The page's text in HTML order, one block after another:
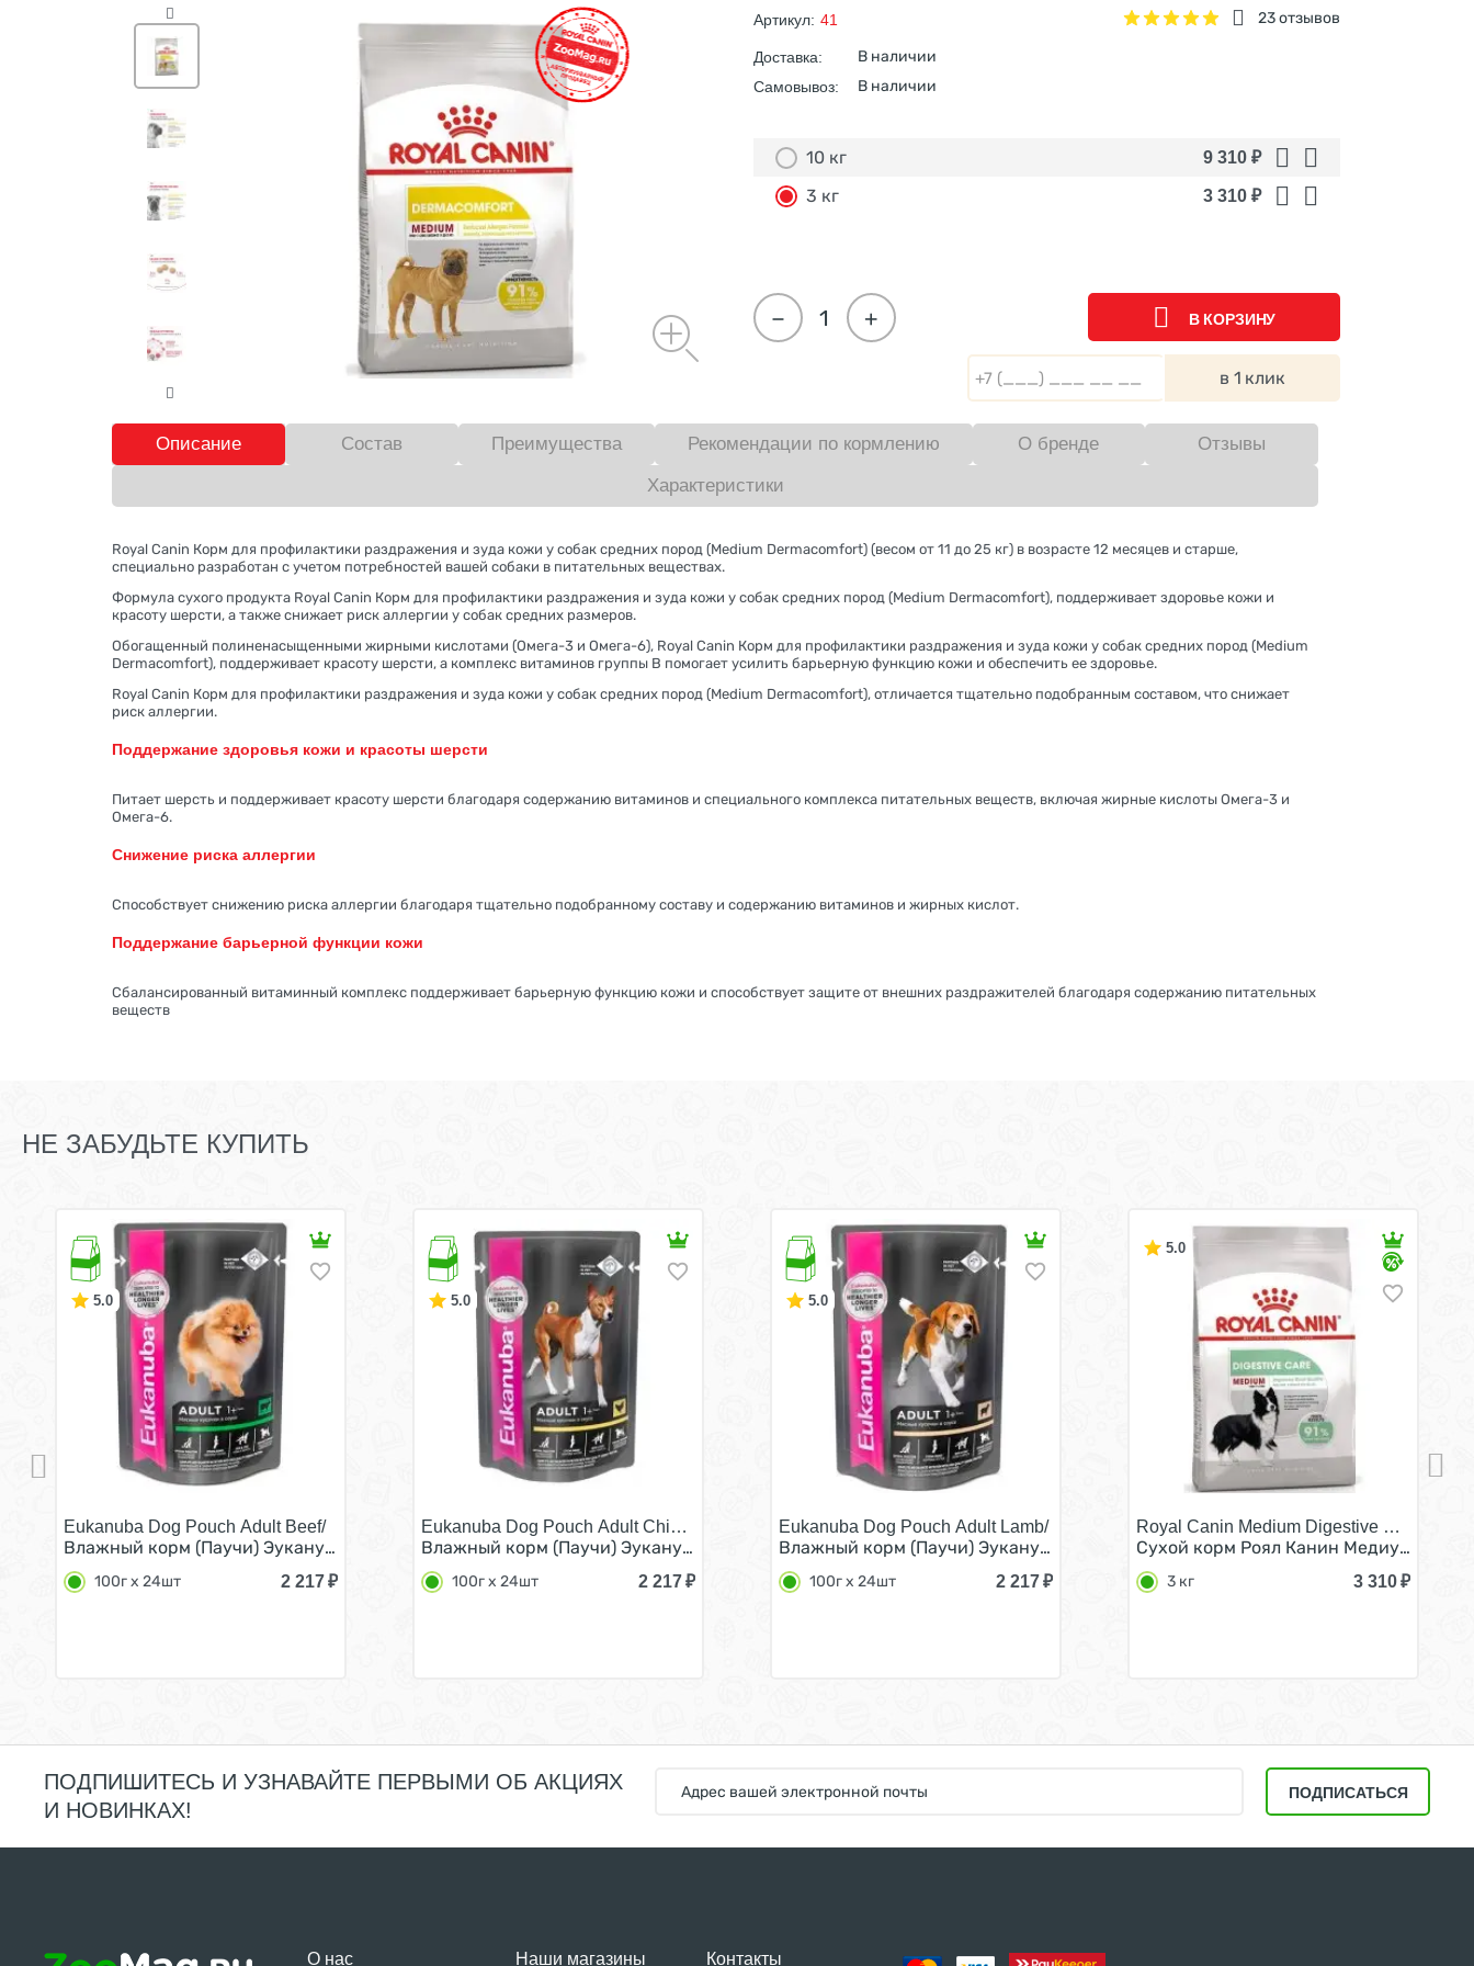
23 отзывов
Артикул: 41
Доставка: В наличии
Самовывоз: В наличии
10 кг 9 310 ₽
3 кг 3 310 ₽
+
− В КОРЗИНУ
в 1 клик
Описание Состав Преимущества Рекомендации по кормлению О бренде
Отзывы
Характеристики
Royal Canin Корм для профилактики раздражения и зуда кожи у собак средних пород (Medium Dermacomfort) (весом от 11 до 25 кг) в возрасте 12 месяцев и старше,
специально разработан с учетом потребностей вашей собаки в питательных веществах.
Формула сухого продукта Royal Canin Корм для профилактики раздражения и зуда кожи у собак средних пород (Medium Dermacomfort), поддерживает здоровье кожи и
красоту шерсти, а также снижает риск аллергии у собак средних размеров.
Обогащенный полиненасыщенными жирными кислотами (Омега-3 и Омега-6), Royal Canin Корм для профилактики раздражения и зуда кожи у собак средних пород (Medium
Dermacomfort), поддерживает красоту шерсти, а комплекс витаминов группы В помогает усилить барьерную функцию кожи и обеспечить ее здоровье.
Royal Canin Корм для профилактики раздражения и зуда кожи у собак средних пород (Medium Dermacomfort), отличается тщательно подобранным составом, что снижает
риск аллергии.
Поддержание здоровья кожи и красоты шерсти
Питает шерсть и поддерживает красоту шерсти благодаря содержанию витаминов и специального комплекса питательных веществ, включая жирные кислоты Омега-3 и
Омега-6.
Снижение риска аллергии
Способствует снижению риска аллергии благодаря тщательно подобранному составу и содержанию витаминов и жирных кислот.
Поддержание барьерной функции кожи
Сбалансированный витаминный комплекс поддерживает барьерную функцию кожи и способствует защите от внешних раздражителей благодаря содержанию питательных
веществ
НЕ ЗАБУДЬТЕ КУПИТЬ
5.0
Eukanuba Dog Pouch Adult Beef/
Влажный корм (Паучи) Эукануба для взрослых собак с Говядиной в соусе (цена за упаковку) 100г x 24шт
100г x 24шт 2 217₽
5.0
Eukanuba Dog Pouch Adult Chicken/
Влажный корм (Паучи) Эукануба для взрослых собак с Курицей в соусе (цена за упаковку) 100г x 24шт
100г x 24шт 2 217₽
5.0
Eukanuba Dog Pouch Adult Lamb/
Влажный корм (Паучи) Эукануба для взрослых собак с Ягненком в соусе (цена
100г x 24шт 2 217₽
5.0
Royal Canin Medium Digestive Care/
Сухой корм Роял Канин Медиум
3 кг 3 310₽
ПОДПИШИТЕСЬ И УЗНАВАЙТЕ ПЕРВЫМИ ОБ АКЦИЯХ
И НОВИНКАХ!
ПОДПИСАТЬСЯ
О нас Наши магазины Контакты